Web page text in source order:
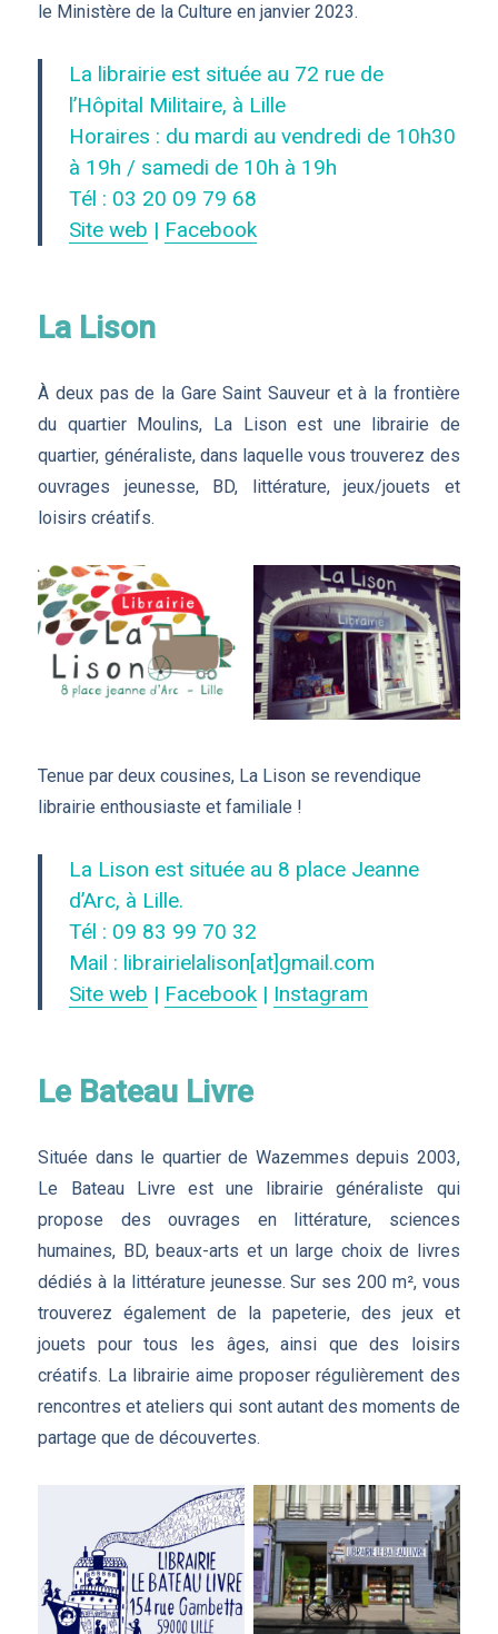
le Ministère de la Culture en janvier 2023.
La librairie est située au 72 rue de
l’Hôpital Militaire, à Lille
Horaires : du mardi au vendredi de 10h30
à 19h / samedi de 10h à 19h
Tél : 03 20 09 79 68
Site web | Facebook
La Lison
À deux pas de la Gare Saint Sauveur et à la frontière
du quartier Moulins, La Lison est une librairie de
quartier, généraliste, dans laquelle vous trouverez des
ouvrages jeunesse, BD, littérature, jeux/jouets et
loisirs créatifs.
Tenue par deux cousines, La Lison se revendique
librairie enthousiaste et familiale !
La Lison est située au 8 place Jeanne
d’Arc, à Lille.
Tél : 09 83 99 70 32
Mail : librairielalison[at]gmail.com
Site web | Facebook | Instagram
Le Bateau Livre
Située dans le quartier de Wazemmes depuis 2003,
Le Bateau Livre est une librairie généraliste qui
propose des ouvrages en littérature, sciences
humaines, BD, beaux-arts et un large choix de livres
dédiés à la littérature jeunesse. Sur ses 200 m², vous
trouverez également de la papeterie, des jeux et
jouets pour tous les âges, ainsi que des loisirs
créatifs. La librairie aime proposer régulièrement des
rencontres et ateliers qui sont autant des moments de
partage que de découvertes.